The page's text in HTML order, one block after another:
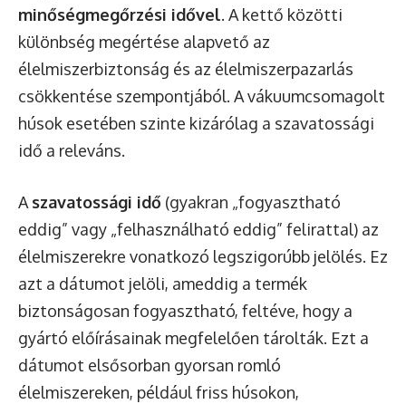
minőségmegőrzési idővel. A kettő közötti
különbség megértése alapvető az
élelmiszerbiztonság és az élelmiszerpazarlás
csökkentése szempontjából. A vákuumcsomagolt
húsok esetében szinte kizárólag a szavatossági
idő a releváns.
A szavatossági idő (gyakran „fogyasztható
eddig” vagy „felhasználható eddig” felirattal) az
élelmiszerekre vonatkozó legszigorúbb jelölés. Ez
azt a dátumot jelöli, ameddig a termék
biztonságosan fogyasztható, feltéve, hogy a
gyártó előírásainak megfelelően tárolták. Ezt a
dátumot elsősorban gyorsan romló
élelmiszereken, például friss húsokon,